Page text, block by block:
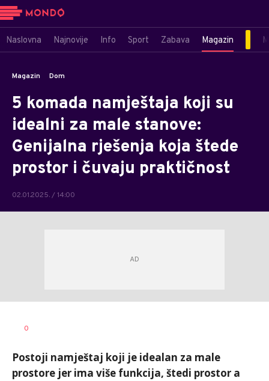
Naslovna Najnovije Info Sport Zabava Magazin
Magazin Dom
5 komada namještaja koji su
idealni za male stanove:
Genijalna rješenja koja štede
prostor i čuvaju praktičnost
02.01.2025. / 14:00
AUTOR
0
Postoji namještaj koji je idealan za male
prostore jer ima više funkcija, štedi prostor a